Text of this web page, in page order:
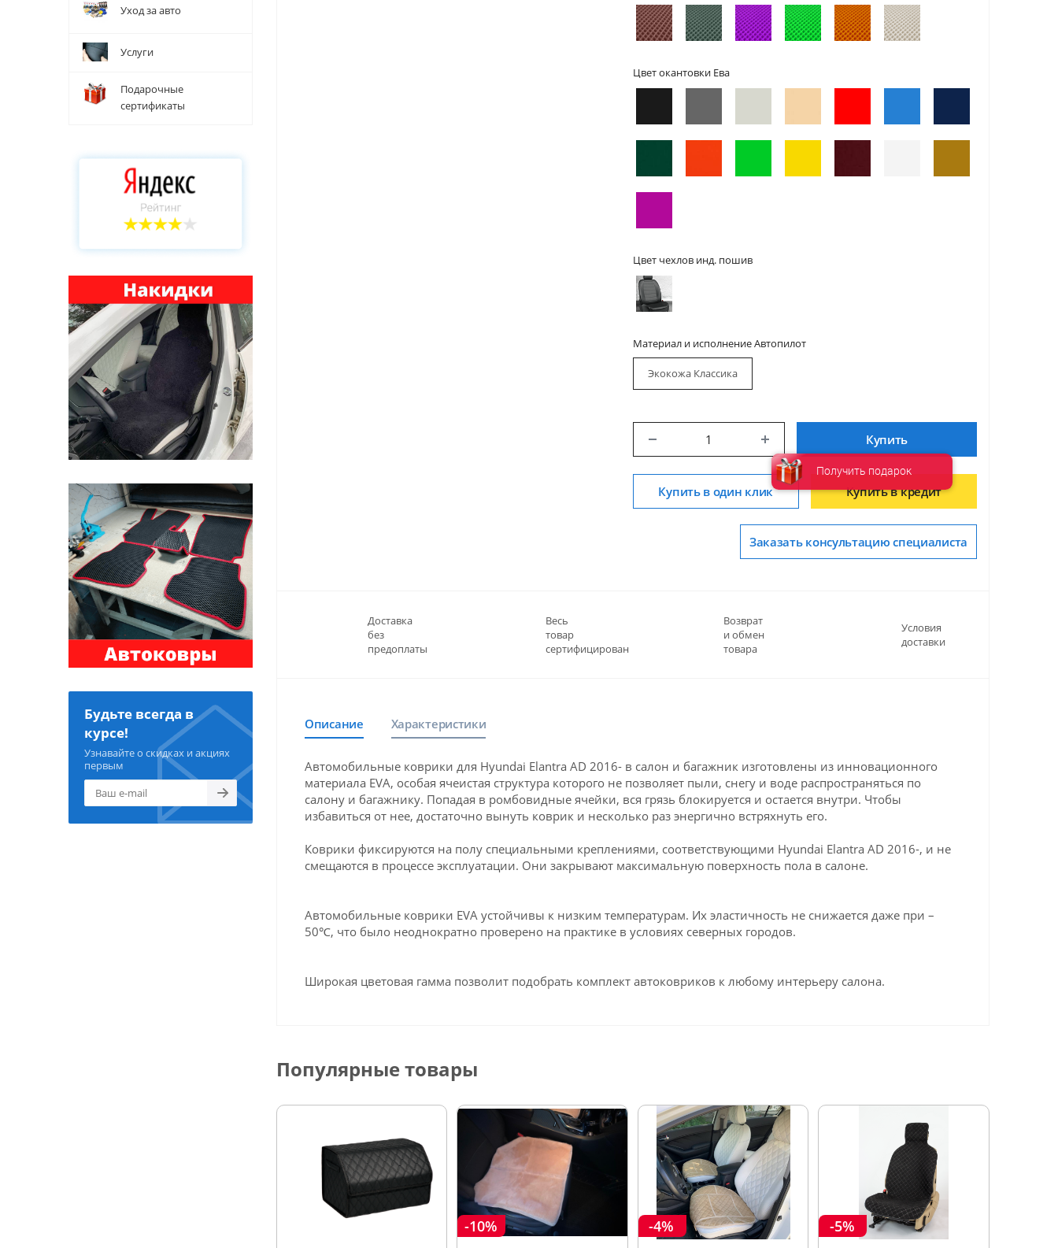
Уход за авто
Услуги
Подарочные
сертификаты
Будьте всегда в
курсе!
Узнавайте о скидках и акциях
первым
Цвет окантовки Ева
Цвет чехлов инд. пошив
Материал и исполнение Автопилот
Экокожа Классика
Купить
Купить в один клик Купить в кредит
Заказать консультацию специалиста
Доставка
без
предоплаты
Весь
товар
сертифицирован
Возврат
и обмен
товара
Условия
доставки
Описание Характеристики
Автомобильные коврики для Hyundai Elantra AD 2016- в салон и багажник изготовлены из инновационного
материала EVA, особая ячеистая структура которого не позволяет пыли, снегу и воде распространяться по
салону и багажнику. Попадая в ромбовидные ячейки, вся грязь блокируется и остается внутри. Чтобы
избавиться от нее, достаточно вынуть коврик и несколько раз энергично встряхнуть его.
Коврики фиксируются на полу специальными креплениями, соответствующими Hyundai Elantra AD 2016-, и не
смещаются в процессе эксплуатации. Они закрывают максимальную поверхность пола в салоне.
Автомобильные коврики EVA устойчивы к низким температурам. Их эластичность не снижается даже при –
50℃, что было неоднократно проверено на практике в условиях северных городов.
Широкая цветовая гамма позволит подобрать комплект автоковриков к любому интерьеру салона.
Популярные товары
-10% -4% -5%
Получить подарок